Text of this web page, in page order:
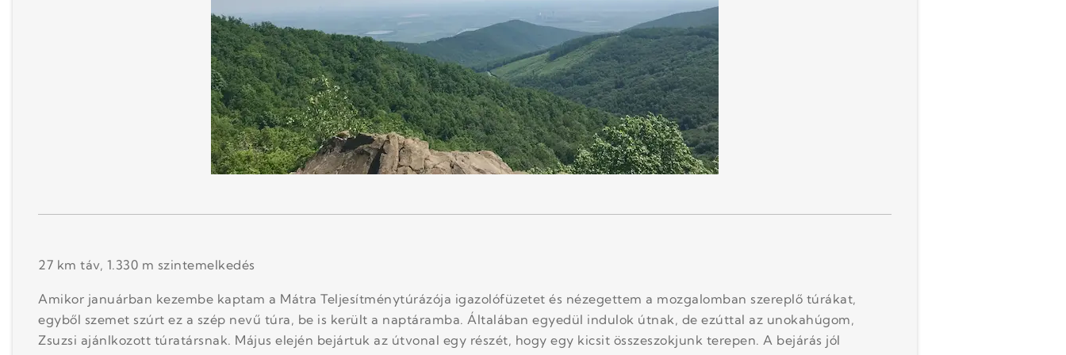
27 km táv, 1.330 m szintemelkedés
Amikor januárban kezembe kaptam a Mátra Teljesítménytúrázója igazolófüzetet és nézegettem a mozgalomban szereplő túrákat,
egyből szemet szúrt ez a szép nevű túra, be is került a naptáramba. Általában egyedül indulok útnak, de ezúttal az unokahúgom,
Zsuzsi ajánlkozott túratársnak. Május elején bejártuk az útvonal egy részét, hogy egy kicsit összeszokjunk terepen. A bejárás jól